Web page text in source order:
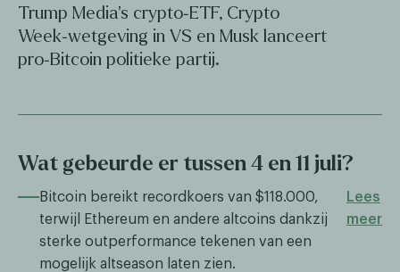
Trump Media’s crypto‑ETF, Crypto
Week‑wetgeving in VS en Musk lanceert
pro‑Bitcoin politieke partij.
Wat gebeurde er tussen 4 en 11 juli?
Bitcoin bereikt recordkoers van $118.000,
terwijl Ethereum en andere altcoins dankzij
sterke outperformance tekenen van een
mogelijk altseason laten zien.​​
Lees
meer